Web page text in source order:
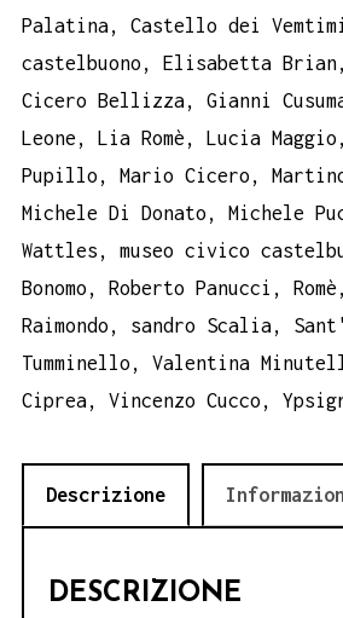
Scalia
cura
di)
quantità
Palatina
Castello dei
castelbuono
Elisabetta Brian
Cicero Bellizza
Gianni
Leone
Lia Romè Lucia Maggio
Pupillo
Mario Cicero
Michele Di Donato
Michele
Wattles
museo civico
Bonomo
Roberto Panucci Romè
Raimondo
sandro Scalia
Tumminello
Valentina
Ciprea
Vincenzo Cucco
Descrizione
DESCRIZIONE